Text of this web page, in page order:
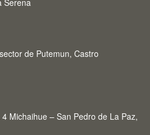
Serena
de Putemun, Castro
Michaihue – San Pedro de La Paz,